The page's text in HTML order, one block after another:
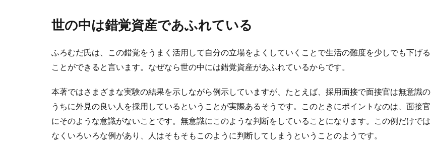
世の中は錯覚資産であふれている
ふろむだ氏は、この錯覚をうまく活用して自分の立場をよくしていくことで生活の難度を少しでも下げる
ことができると言います。なぜなら世の中には錯覚資産があふれているからです。
本著ではさまざまな実験の結果を示しながら例示していますが、たとえば、採用面接で面接官は無意識の
うちに外見の良い人を採用しているということが実際あるそうです。このときにポイントなのは、面接官
にそのような意識がないことです。無意識にこのような判断をしていることになります。この例だけでは
なくいろいろな例があり、人はそもそもこのように判断してしまうということのようです。